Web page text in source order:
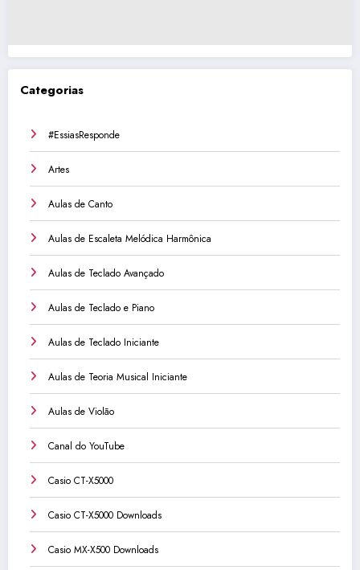
Categorias
#EssiasResponde
Artes
Aulas de Canto
Aulas de Escaleta Melódica Harmônica
Aulas de Teclado Avançado
Aulas de Teclado e Piano
Aulas de Teclado Iniciante
Aulas de Teoria Musical Iniciante
Aulas de Violão
Canal do YouTube
Casio CT-X5000
Casio CT-X5000 Downloads
Casio MX-X500 Downloads